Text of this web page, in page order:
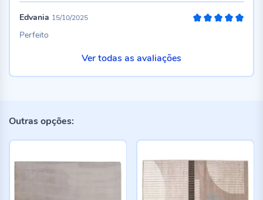
Edvania 15/10/2025
Perfeito
Ver todas as avaliações
Outras opções: